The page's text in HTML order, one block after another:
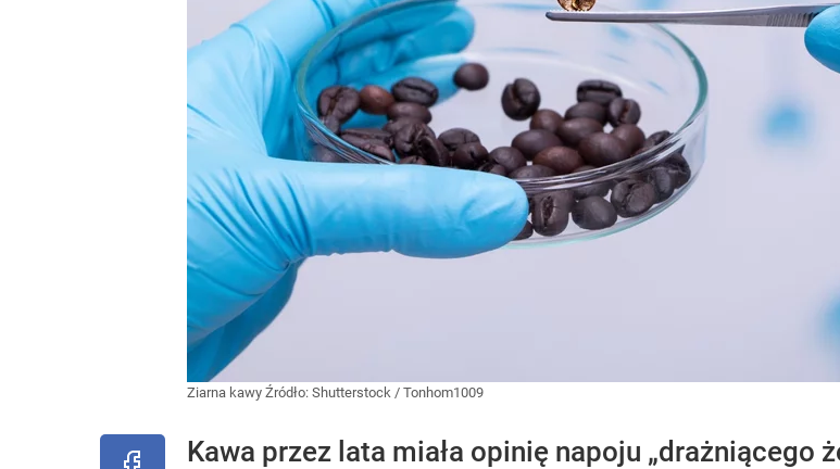
Ziarna kawy Źródło: Shutterstock / Tonhom1009
Kawa przez lata miała opinię napoju „drażniącego